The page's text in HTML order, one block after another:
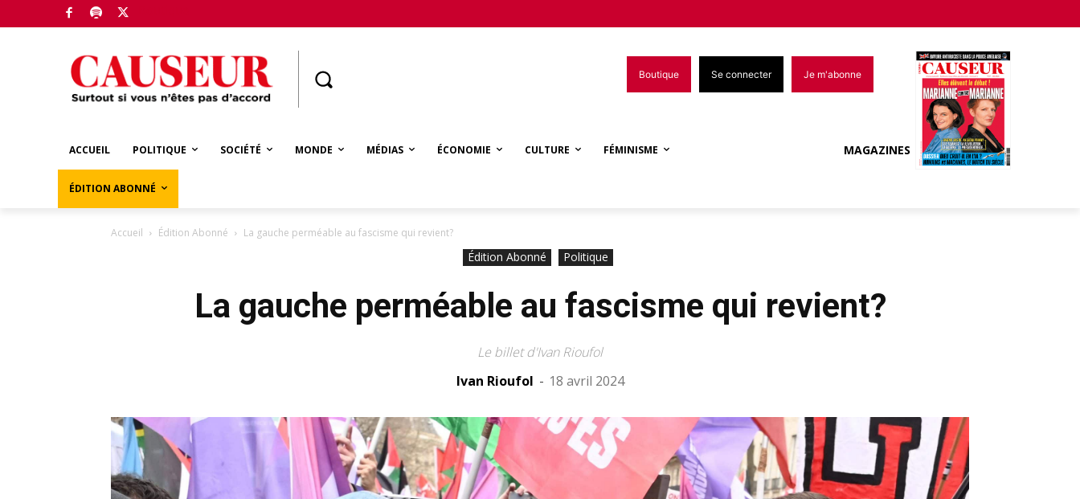
Boutique Se connecter Je m'abonne
ACCUEIL POLITIQUE SOCIÉTÉ MONDE MÉDIAS ÉCONOMIE CULTURE FÉMINISME
ÉDITION ABONNÉ
MAGAZINES
Accueil Édition Abonné La gauche perméable au fascisme qui revient?
Édition Abonné Politique
La gauche perméable au fascisme qui revient?
Le billet d'Ivan Rioufol
Ivan Rioufol - 18 avril 2024